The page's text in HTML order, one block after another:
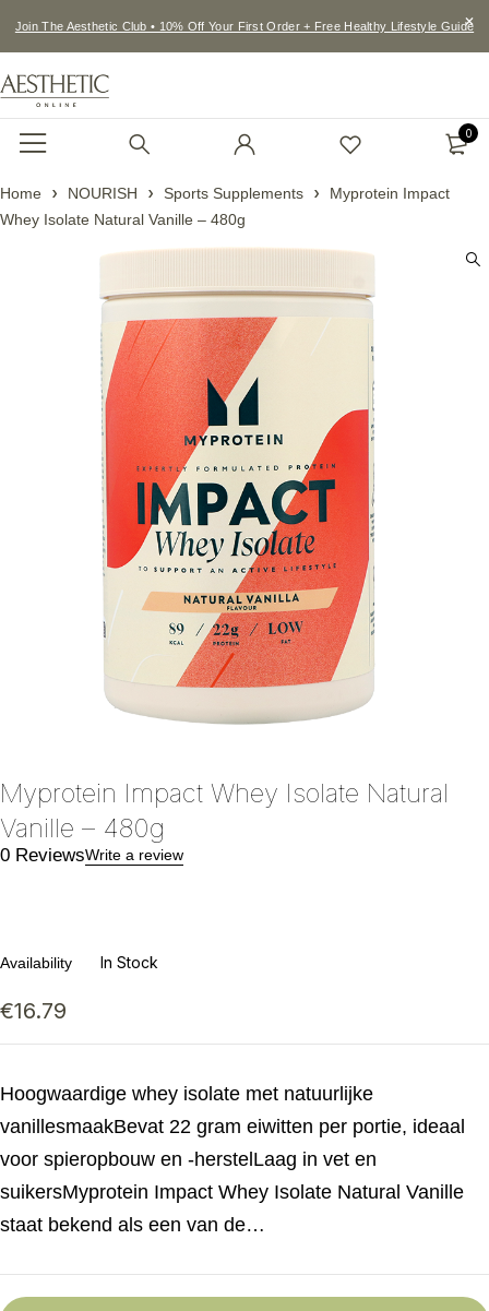
Join The Aesthetic Club • 10% Off Your First Order + Free Healthy Lifestyle Guide
0
Home NOURISH Sports Supplements
Myprotein Impact
Whey Isolate Natural Vanille – 480g
Myprotein Impact Whey Isolate Natural
Vanille – 480g
0 ReviewsWrite a review
Availability In Stock
€16.79
Hoogwaardige whey isolate met natuurlijke
vanillesmaakBevat 22 gram eiwitten per portie, ideaal
voor spieropbouw en -herstelLaag in vet en
suikersMyprotein Impact Whey Isolate Natural Vanille
staat bekend als een van de…